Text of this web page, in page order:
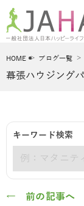
HOME ブログ一覧
幕張ハウジング
キーワード検索
← 前の記事へ